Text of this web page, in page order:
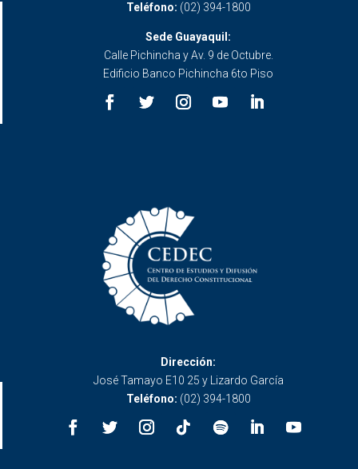
Teléfono: (02) 394-1800
Sede Guayaquil:
Calle Pichincha y Av. 9 de Octubre.
Edificio Banco Pichincha 6to Piso
Dirección:
José Tamayo E10 25 y Lizardo García
Teléfono: (02) 394-1800